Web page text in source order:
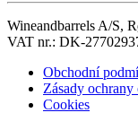
Wineandbarrels A/S,
VAT nr.: DK-
Obchodní
Zásady
Cookies